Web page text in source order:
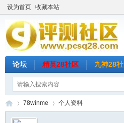
设为首页 收藏本站
论坛 精英28社区 九神28
78winme 个人资料